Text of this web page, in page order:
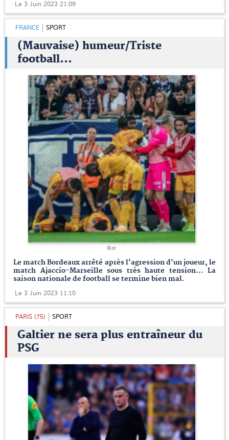
Le 3 Juin 2023 21:09
FRANCE SPORT
(Mauvaise) humeur/Triste
football...
©dr
Le match Bordeaux arrêté après l'agression d'un joueur, le
match Ajaccio-Marseille sous très haute tension... La
saison nationale de football se termine bien mal.
Le 3 Juin 2023 11:10
PARIS (75) SPORT
Galtier ne sera plus entraîneur du
PSG